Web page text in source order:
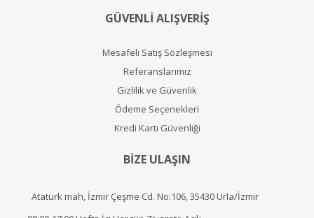
GÜVENLİ ALIŞVERİŞ
Mesafeli Satış Sözleşmesi
Referanslarımız
Gizlilik ve Güvenlik
Ödeme Seçenekleri
Kredi Kartı Güvenliği
BİZE ULAŞIN
Atatürk mah, İzmir Çeşme Cd. No:106, 35430 Urla/İzmir